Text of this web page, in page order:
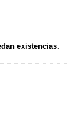
existencias.